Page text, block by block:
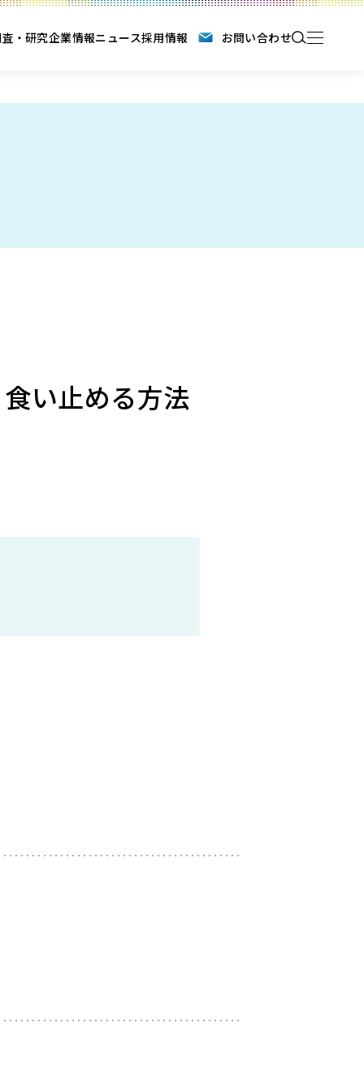
・研究企業情報ニュース採用情報 お問い合わせ
い止める方法